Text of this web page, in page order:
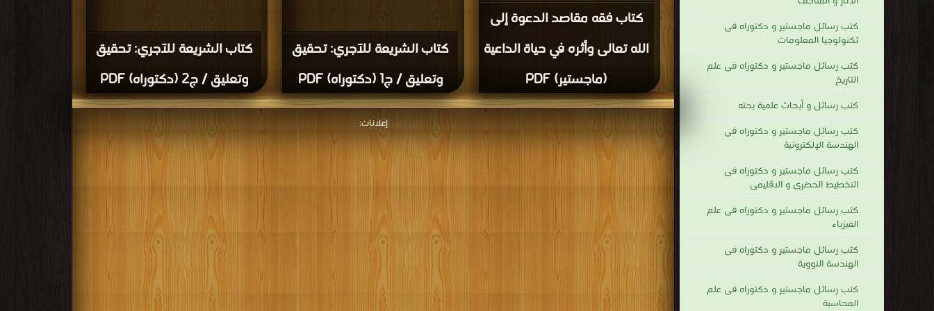
كتب رسائل ماجستير و دكتوراه فى
تكنولوجيا المعلومات
كتب رسائل ماجستير و دكتوراه فى علم
التاريخ
كتب رسائل و أبحاث علمية بحته
كتب رسائل ماجستير و دكتوراه فى
الهندسة الإلكترونية
كتب رسائل ماجستير و دكتوراه فى
التخطيط الحضرى و الاقليمى
كتب رسائل ماجستير و دكتوراه فى علم
الفيزياء
كتب رسائل ماجستير و دكتوراه فى
الهندسة النووية
كتب رسائل ماجستير و دكتوراه فى علم
المحاسبة
كتاب الشريعة للآجري: تحقيق
وتعليق / ج2 (دكتوراه) PDF
كتاب الشريعة للآجري: تحقيق
وتعليق / ج1 (دكتوراه) PDF
كتاب فقه مقاصد الدعوة إلى
الله تعالى وأثره في حياة الداعية
(ماجستير) PDF
إعلانات: